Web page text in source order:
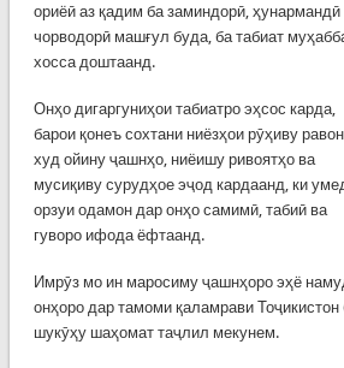
ориёӣ аз қадим ба заминдорӣ, ҳунармандӣ
чорводорӣ машғул буда, ба табиат
хосса доштаанд.
Онҳо дигаргуниҳои табиатро эҳсос карда,
барои қонеъ сохтани ниёзҳои рӯҳиву
худ ойину ҷашнҳо, ниёишу ривоятҳо ва
мусиқиву сурудҳое эҷод кардаанд, ки
орзуи одамон дар онҳо самимӣ, табиӣ ва
гуворо ифода ёфтаанд.
Имрӯз мо ин маросиму ҷашнҳоро эҳё
онҳоро дар тамоми қаламрави Тоҷикистон
шукӯҳу шаҳомат таҷлил мекунем.